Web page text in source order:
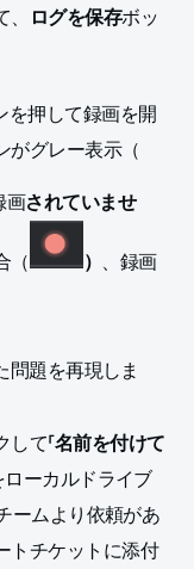
ログを保存ボッ
を押して録画を開
がグレー表示（
画されていませ
（ ） 、録画
題を再現しま
て「名前を付けて
ーカルドライブ
ームより依頼があ
トチケットに添付